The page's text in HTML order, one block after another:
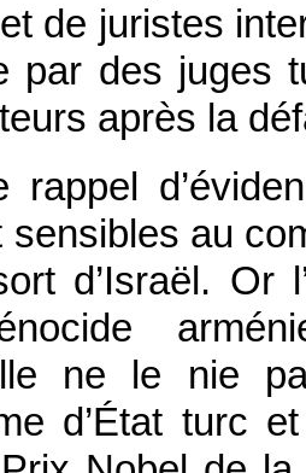
de juristes
par des juges
après la
rappel
au
d’Israël. Or
ne le nie
d’État turc